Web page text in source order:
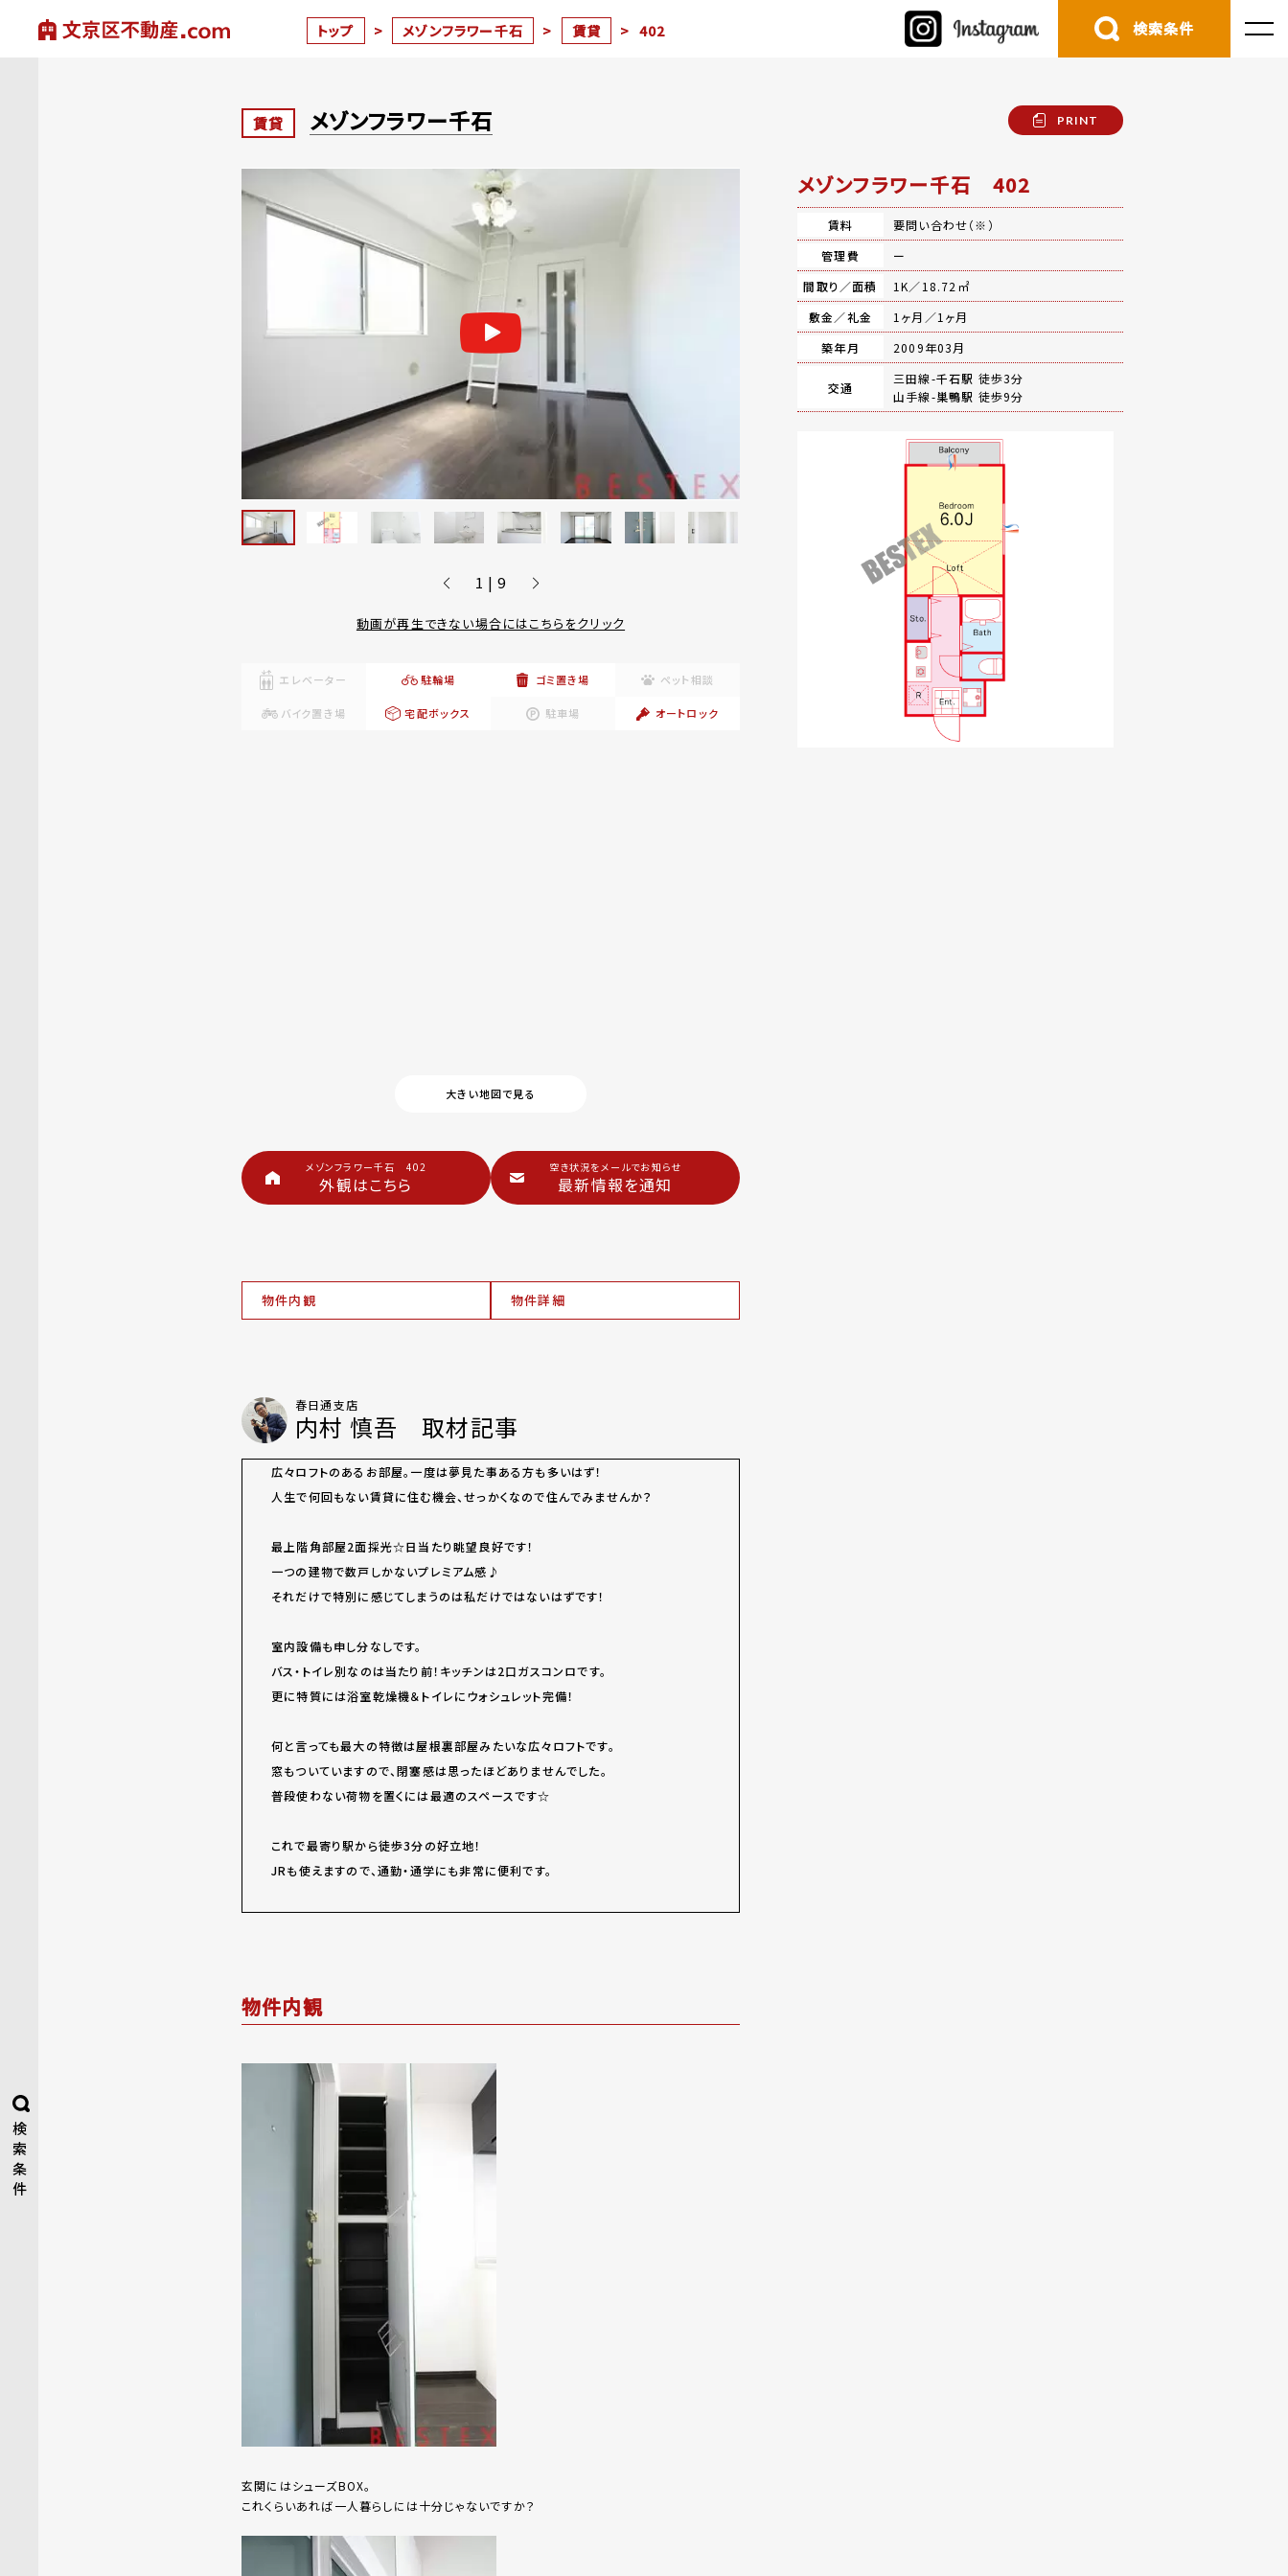
トップ > メゾンフラワー千石 > 賃貸 > 402 検索条件
検
索
条
件
賃貸 メゾンフラワー千石 PRINT
1 | 9
動画が再生できない場合にはこちらをクリック
エレベーター 駐輪場 ゴミ置き場 ペット相談
バイク置き場 宅配ボックス 駐車場 オートロック
大きい地図で見る
メゾンフラワー千石 402
外観はこちら
空き状況をメールでお知らせ
最新情報を通知
物件内観 物件詳細
春日通支店
内村 慎吾 取材記事
広々ロフトのあるお部屋。一度は夢見た事ある方も多いはず！
人生で何回もない賃貸に住む機会、せっかくなので住んでみませんか？
最上階角部屋2面採光☆日当たり眺望良好です！
一つの建物で数戸しかないプレミアム感♪
それだけで特別に感じてしまうのは私だけではないはずです！
室内設備も申し分なしです。
バス・トイレ別なのは当たり前！キッチンは2口ガスコンロです。
更に特質には浴室乾燥機＆トイレにウォシュレット完備！
何と言っても最大の特徴は屋根裏部屋みたいな広々ロフトです。
窓もついていますので、閉塞感は思ったほどありませんでした。
普段使わない荷物を置くには最適のスペースです☆
これで最寄り駅から徒歩3分の好立地！
JRも使えますので、通勤・通学にも非常に便利です。
物件内観
玄関にはシューズBOX。
これくらいあれば一人暮らしには十分じゃないですか？
メゾンフラワー千石 402
賃料
要問い合わせ（※）
管理費
ー
間取り／面積
1K／18.72㎡
敷金／礼金
1ヶ月／1ヶ月
築年月
2009年03月
交通
三田線-千石駅 徒歩3分
山手線-巣鴨駅 徒歩9分